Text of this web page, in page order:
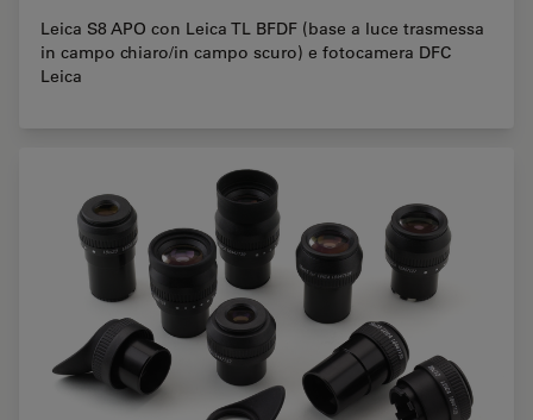
Leica S8 APO con Leica TL BFDF (base a luce trasmessa
in campo chiaro/in campo scuro) e fotocamera DFC
Leica